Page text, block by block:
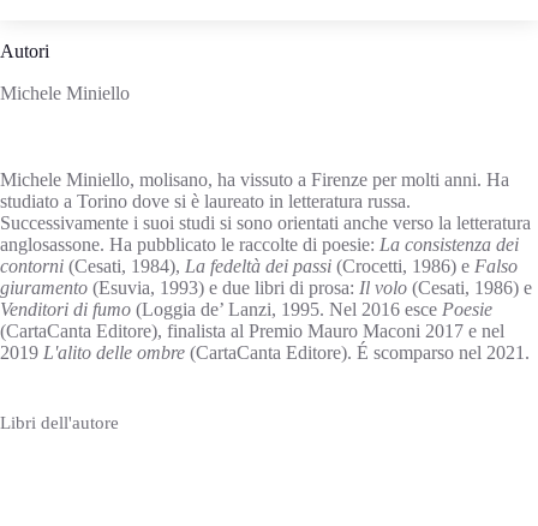
Autori
Michele Miniello
Michele Miniello, molisano, ha vissuto a Firenze per molti anni. Ha
studiato a Torino dove si è laureato in letteratura russa.
Successivamente i suoi studi si sono orientati anche verso la letteratura
anglosassone. Ha pubblicato le raccolte di poesie: La consistenza dei
contorni (Cesati, 1984), La fedeltà dei passi (Crocetti, 1986) e Falso
giuramento (Esuvia, 1993) e due libri di prosa: Il volo (Cesati, 1986) e
Venditori di fumo (Loggia de’ Lanzi, 1995. Nel 2016 esce Poesie
(CartaCanta Editore), finalista al Premio Mauro Maconi 2017 e nel
2019 L'alito delle ombre (CartaCanta Editore). É scomparso nel 2021.
Libri dell'autore